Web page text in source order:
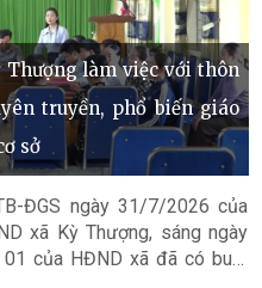
làm việc với thôn
truyền, phổ biến giáo
sở
ĐGS ngày 31/7/2026 của
xã Kỳ Thượng, sáng ngày
của HĐND xã đã có buổi